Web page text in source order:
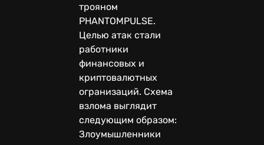
трояном
PHANTOMPULSE.
Целью атак стали
работники
финансовых и
криптовалютных
огранизаций. Схема
взлома выглядит
следующим образом:
Злоумышленники